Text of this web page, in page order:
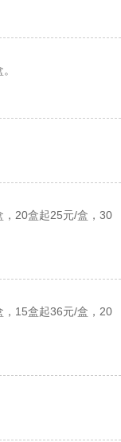
20盒起25元/盒，30
15盒起36元/盒，20